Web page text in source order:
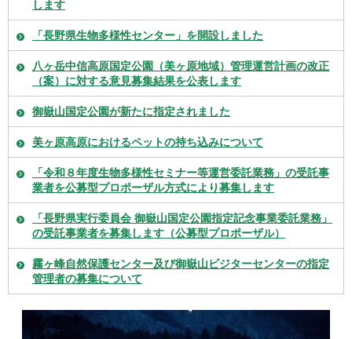
します
「長野県生物多様性センター」を開設しました
八ヶ岳中信高原国定公園（美ヶ原地域）管理運営計画の改正
（案）に対する意見募集結果を公表します
御嶽山国定公園が新たに指定されました
美ヶ原高原におけるペットの持ち込みについて
「令和８年度生物多様性セミナー等運営委託業務」の受託事
業者を公募型プロポーザル方式により募集します
「長野県実行委員会 御嶽山国定公園指定記念事業委託業務」
の受託事業者を募集します（公募型プロポーザル）
霧ヶ峰自然保護センター及び御嶽山ビジターセンターの指定
管理者の募集について